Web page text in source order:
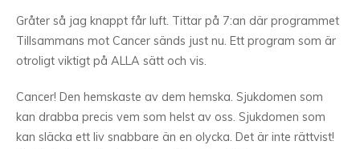
Gråter så jag knappt får luft. Tittar på 7:an där programmet
Tillsammans mot Cancer sänds just nu. Ett program som är
otroligt viktigt på ALLA sätt och vis.
Cancer! Den hemskaste av dem hemska. Sjukdomen som
kan drabba precis vem som helst av oss. Sjukdomen som
kan släcka ett liv snabbare än en olycka. Det är inte rättvist!